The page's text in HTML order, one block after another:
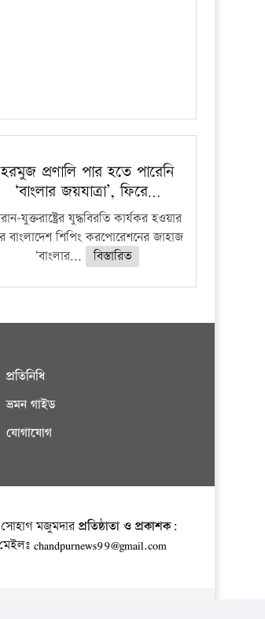
হরমুজ প্রণালি পার হতে পারেনি
‘বাংলার জয়যাত্রা’, ফিরে…
যুক্তরাষ্ট্রের যুদ্ধবিরতি কার্যকর হওয়ার
বাংলাদেশ শিপিং করপোরেশনের জাহাজ
‘বাংলার...
বিস্তারিত
প্রতিনিধি
ভ্রমন গাইড
যোগাযোগ
সোহাগ মজুমদারপ্রতিষ্ঠাতা ও প্রকাশক:
chandpurnews99@gmail.com